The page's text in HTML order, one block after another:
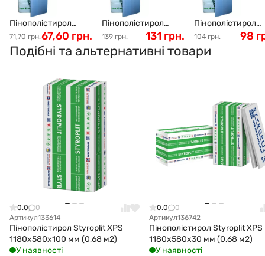
Пінополістирол
Ecoboard 20мм
(1,2х0,6) (без пазів)
71,70 грн.67,60 грн.
Пінополістирол
Ecoboard 40мм
(1,2х0,6) (2 пази)
139 грн. 131 грн.
Пінополістирол
Ecoboard 30мм
104 грн. 98
Подібні та альтернативні товари
0.0
0
Артикул133614
Пінополістирол Styroplit XPS
1180x580x100 мм (0,68 м2)
У наявності
0.0
0
Артикул136742
Пінополістирол Styroplit XPS
1180x580x30 мм (0,68 м2)
У наявності